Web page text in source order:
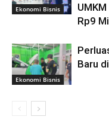
Ekonomi Bisnis
Rp9
Ekonomi Bisnis
Baru